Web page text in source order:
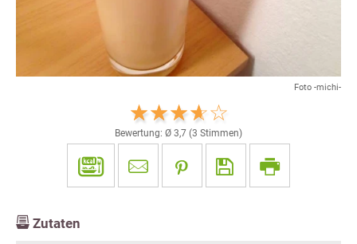
Foto -michi-
Bewertung: Ø 3,7 (3 Stimmen)
Zutaten